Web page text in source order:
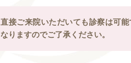
直接ご来院いただいても診察は可
なりますのでご了承ください。